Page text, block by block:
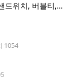
타코마 4거리 위치. 공간 임대 [마리화나, 샌드위치, 버블티, 카페, 스모크샾, 등등,]
1054